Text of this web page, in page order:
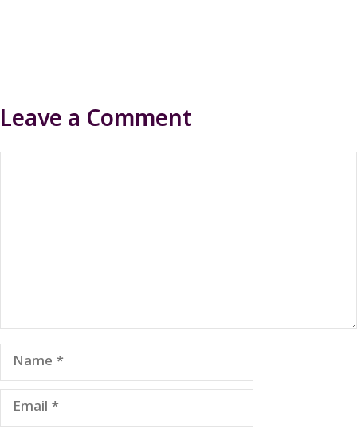
Leave a Comment
Name
Email